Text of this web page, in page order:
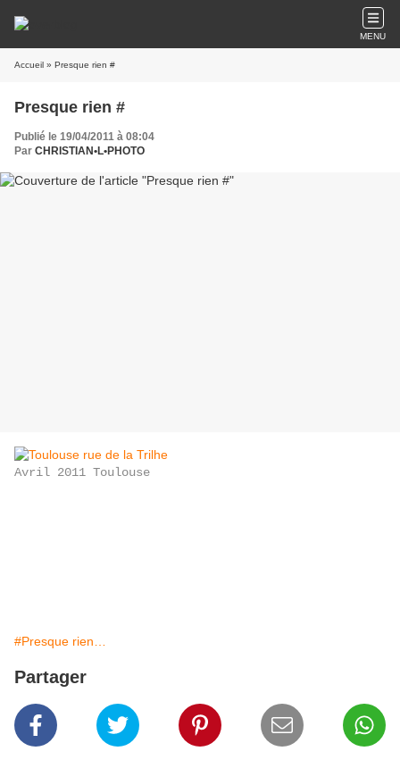
MENU
Accueil » Presque rien #
Presque rien #
Publié le 19/04/2011 à 08:04
Par CHRISTIAN•L•PHOTO
Avril 2011 Toulouse
#Presque rien…
Partager